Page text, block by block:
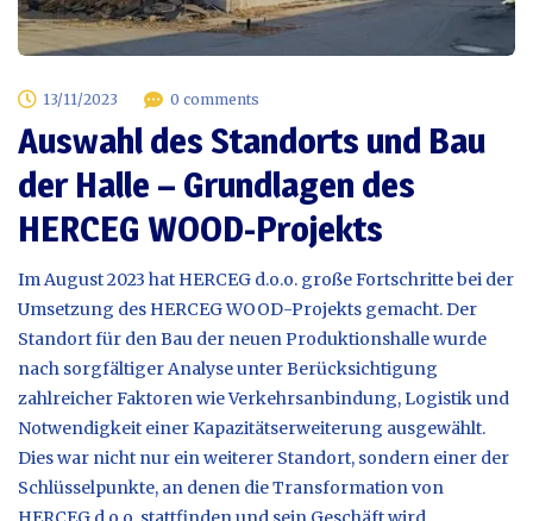
13/11/2023 0 comments
Auswahl des Standorts und Bau
der Halle – Grundlagen des
HERCEG WOOD-Projekts
Im August 2023 hat HERCEG d.o.o. große Fortschritte bei der
Umsetzung des HERCEG WOOD-Projekts gemacht. Der
Standort für den Bau der neuen Produktionshalle wurde
nach sorgfältiger Analyse unter Berücksichtigung
zahlreicher Faktoren wie Verkehrsanbindung, Logistik und
Notwendigkeit einer Kapazitätserweiterung ausgewählt.
Dies war nicht nur ein weiterer Standort, sondern einer der
Schlüsselpunkte, an denen die Transformation von